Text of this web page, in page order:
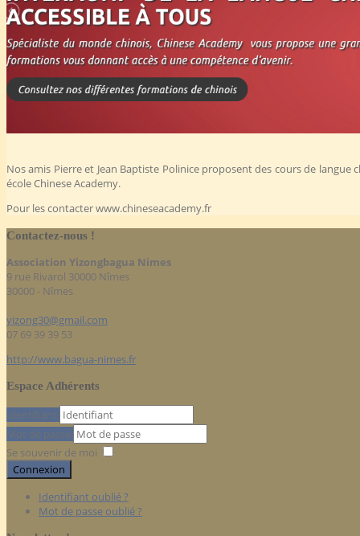
Nos amis Pierre et Jean Baptiste Polinice proposent des cours de langue
école Chinese Academy.
Pour les contacter www.chineseacademy.fr
Contactez-nous !
Association Yizongbagua Nimes
9 rue Rivarol 30000 Nîmes
30000 - Nîmes
yizong30@gmail.com
07 69 39 39 53
http://www.bagua-nimes.fr
Espace Adhérents
Identifiant
Mot de passe
Se souvenir de moi
Connexion
Identifiant oublié ?
Mot de passe oublié ?